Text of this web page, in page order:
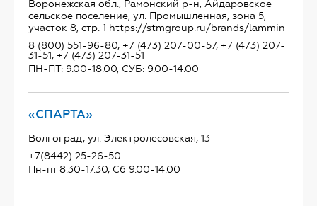
Воронежская обл., Рамонский р-н, Айдаровское
сельское поселение, ул. Промышленная, зона 5,
участок 8, стр. 1 https://stmgroup.ru/brands/lammin
8 (800) 551-96-80, +7 (473) 207-00-57, +7 (473) 207-
31-51, +7 (473) 207-31-51
ПН-ПТ: 9.00-18.00, СУБ: 9.00-14.00
«СПАРТА»
Волгоград, ул. Электролесовская, 13
+7(8442) 25-26-50
Пн-пт 8.30-17.30, Сб 9.00-14.00